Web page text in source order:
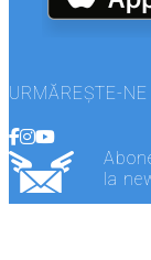
URMĂREȘTE-NE
la